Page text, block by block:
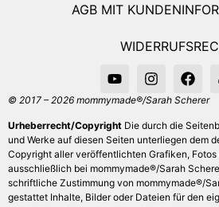
AGB MIT
© 2017 – 2026 mommymade®/Sarah Scherer
Urheberrecht/Copyright Die durch die
und Werke auf diesen Seiten unterliegen dem
Copyright aller veröffentlichten Grafiken, Fotos
ausschließlich bei mommymade®/Sarah
schriftliche Zustimmung von mommymade®/
gestattet Inhalte, Bilder oder Dateien für den